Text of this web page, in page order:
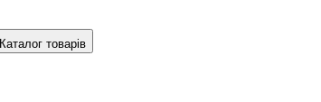
Каталог товарів